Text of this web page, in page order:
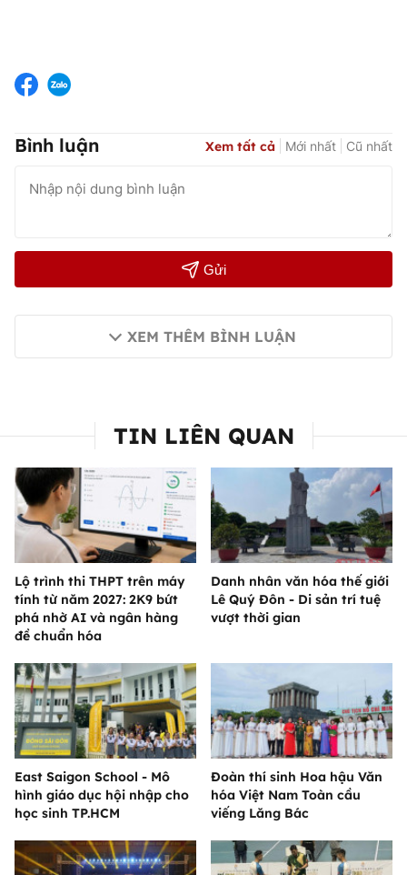
Bình luận Xem tất cả Mới nhất Cũ nhất
Gửi
XEM THÊM BÌNH LUẬN
TIN LIÊN QUAN
Lộ trình thi THPT trên máy
tính từ năm 2027: 2K9 bứt
phá nhờ AI và ngân hàng
đề chuẩn hóa
Danh nhân văn hóa thế giới
Lê Quý Đôn - Di sản trí tuệ
vượt thời gian
East Saigon School - Mô
hình giáo dục hội nhập cho
học sinh TP.HCM
Đoàn thí sinh Hoa hậu Văn
hóa Việt Nam Toàn cầu
viếng Lăng Bác